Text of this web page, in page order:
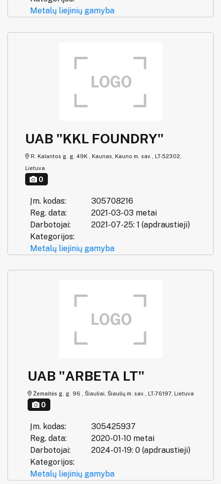
Metalų liejinių gamyba
UAB "KKL FOUNDRY"
R. Kalantos g. g. 49K , Kaunas, Kauno m. sav., LT-52302,
Lietuva
0
Įm. kodas:
305708216
Reg. data:
2021-03-03 metai
Darbotojai:
2021-07-25: 1 (apdraustieji)
Kategorijos:
Metalų liejinių gamyba
UAB "ARBETA LT"
Žemaitės g. g. 96 , Šiauliai, Šiaulių m. sav., LT-76197, Lietuva
0
Įm. kodas:
305425937
Reg. data:
2020-01-10 metai
Darbotojai:
2024-01-19: 0 (apdraustieji)
Kategorijos:
Metalų liejinių gamyba